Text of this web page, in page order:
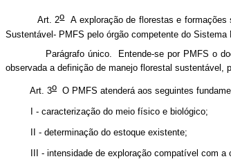
Art. 2oA exploração de florestas e formações
Sustentável- PMFS pelo órgão competente do
único. Entende-se por PMFS o documento
observada a definição de manejo florestal sustentável,
Art. 3o O PMFS atenderá aos seguintes
do meio físico e biológico;
do estoque existente;
de exploração compatível com a